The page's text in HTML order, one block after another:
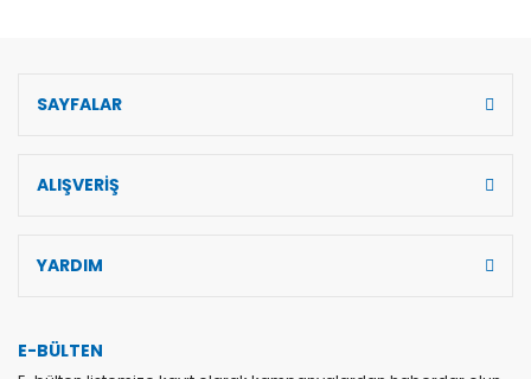
SAYFALAR
ALIŞVERİŞ
YARDIM
E-BÜLTEN